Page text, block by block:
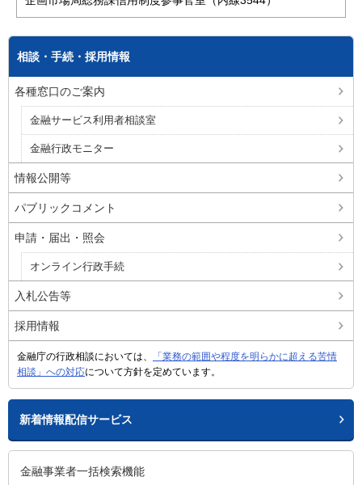
相談・手続・採用情報
各種窓口のご案内
金融サービス利用者相談室
金融行政モニター
情報公開等
パブリックコメント
申請・届出・照会
オンライン行政手続
入札公告等
採用情報
金融庁の行政相談においては、
「業務の範囲や程度を明らかに超える苦情
相談」への対応について方針を定めています。
新着情報配信サービス
金融事業者一括検索機能